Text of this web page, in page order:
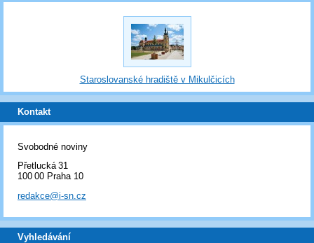
Staroslovanské hradiště v Mikulčicích
Kontakt
Svobodné noviny
Přetlucká 31
100 00 Praha 10
redakce@i-sn.cz
Vyhledávání